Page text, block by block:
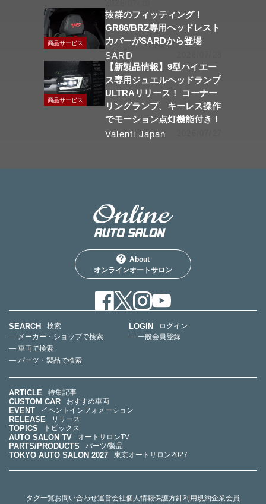
商品サービス
抜群のフィッティング！
GR86/BRZ専用ヘッドレスト
カバーがSARDから登場
SARD
商品サービス
【新製品情報】9型ハイエー
ス専用ジュエルヘッドランプ
ULTRAリリース！ コーナー
リングランプ、キーレス操作
でモーション点灯機能付き！
Valenti Japan
About
オンラインオートサロン
SEARCH
検索
— メーカー・ショップで検索
— 車両で検索
— パーツ・製品で検索
LOGIN
ログイン
— 一般会員登録
ARTICLE 特集記事
CUSTOM CAR おすすめ車両
EVENT イベントインフォメーション
RELEASE リリース
TOPICS トピックス
AUTO SALON TV オートサロンTV
PARTS/PRODUCTS パーツ/製品
TOKYO AUTO SALON 2027 東京オートサロン2027
タグ一覧お問い合わせ運営会社個人情報保護方針利用規約企業会員